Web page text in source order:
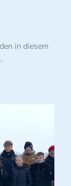
in diesem